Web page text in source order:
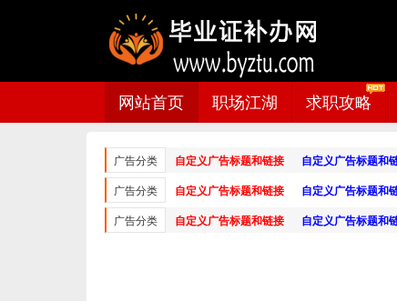
网站首页 职场江湖 求职攻略